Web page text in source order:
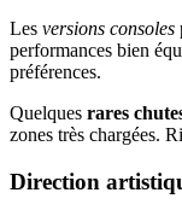
Les versions consoles
performances bien
préférences.
Quelques rares
zones très chargées.
Direction